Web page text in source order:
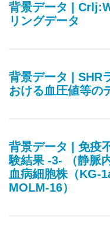
背景データ |
リングデータ
背景データ | SHR
おける血圧値等の
背景データ | 免疫
験結果 -3- （静脈
血病細胞株（KG-
MOLM-16）